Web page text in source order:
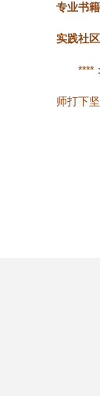
专业书籍
实践社区
****
师打下